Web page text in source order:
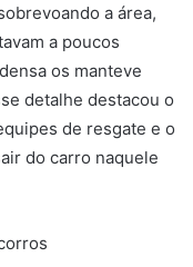
a área,
a poucos
os manteve
detalhe destacou o
de resgate e o
do carro naquele